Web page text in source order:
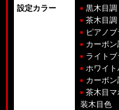
設定カラー
黒木目調
茶木目調
ピアノ
カーボン
ライト
ホワイ
カーボ
茶木目
装木目色